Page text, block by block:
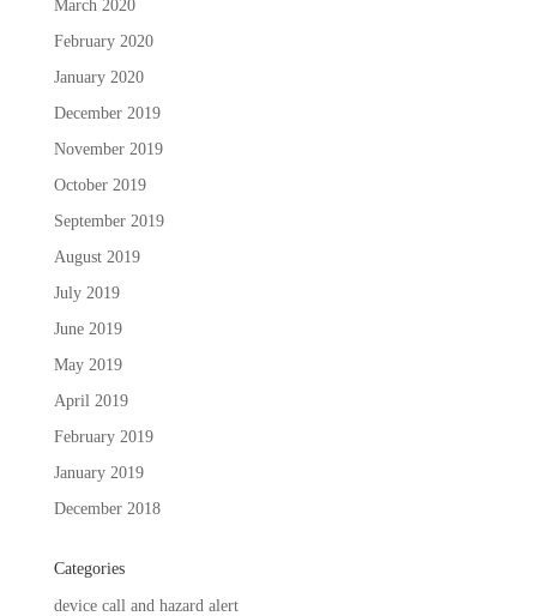
March 2020
February 2020
January 2020
December 2019
November 2019
October 2019
September 2019
August 2019
July 2019
June 2019
May 2019
April 2019
February 2019
January 2019
December 2018
Categories
device call and hazard alert